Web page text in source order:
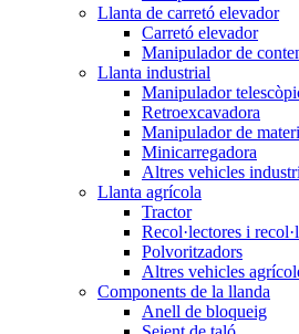
Llanta de carretó elevador
Carretó elevador
Manipulador de
Llanta industrial
Manipulador
Retroexcavadora
Manipulador de
Minicarregadora
Altres vehicles
Llanta agrícola
Tractor
Recol·lectores i
Polvoritzadors
Altres vehicles
Components de la llanda
Anell de bloqueig